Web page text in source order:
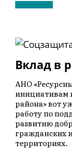
Вклад в
АНО
инициативам
района» вот
работу по
развитию
гражданских
территориях.